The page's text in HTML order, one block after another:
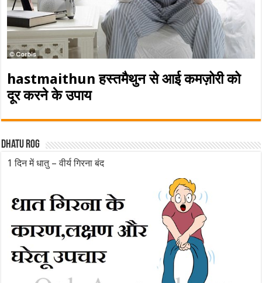
hastmaithun हस्तमैथुन से आई कमज़ोरी को
दूर करने के उपाय
Dhatu rog
1 दिन में धातु – वीर्य गिरना बंद